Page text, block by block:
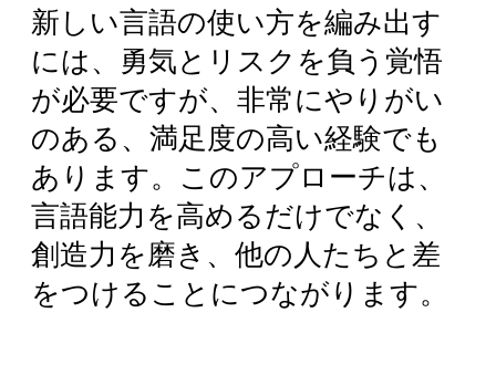
新しい言語の使い方を編み出す
には、勇気とリスクを負う覚悟
が必要ですが、非常にやりがい
のある、満足度の高い経験でも
あります。このアプローチは、
言語能力を高めるだけでなく、
創造力を磨き、他の人たちと差
をつけることにつながります。